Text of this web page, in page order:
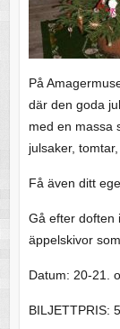
På
där den goda
med en massa
julsaker,
Få även ditt
Gå efter doften
äppelskivor
Datum: 20-21.
BILJETTPRIS: